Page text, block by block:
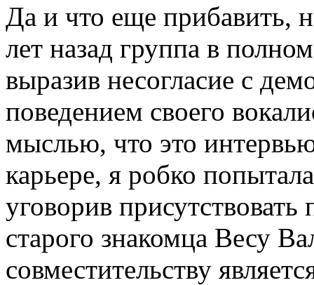
Да и что еще прибавить,
лет назад группа в
выразив несогласие с
поведением своего
мыслью, что это
карьере, я робко
уговорив
старого знакомца Весу
совместительству